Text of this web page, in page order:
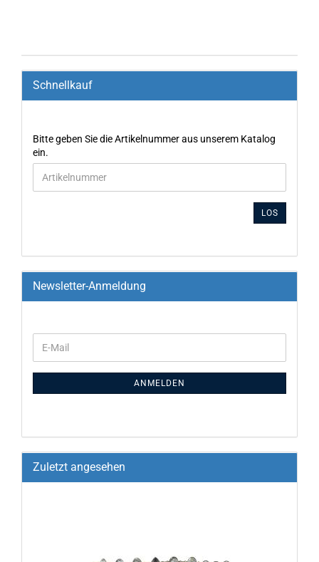
Schnellkauf
Bitte geben Sie die Artikelnummer aus unserem Katalog
ein.
LOS
Newsletter-Anmeldung
ANMELDEN
Zuletzt angesehen